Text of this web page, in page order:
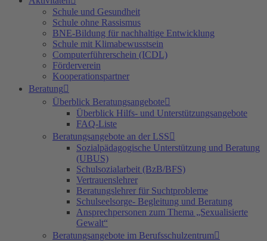
Schule und Gesundheit
Schule ohne Rassismus
BNE-Bildung für nachhaltige Entwicklung
Schule mit Klimabewusstsein
Computerführerschein (ICDL)
Förderverein
Kooperationspartner
Beratung
Überblick Beratungsangebote
Überblick Hilfs- und Unterstützungsangebote
FAQ-Liste
Beratungsangebote an der LSS
Sozialpädagogische Unterstützung und Beratung
(UBUS)
Schulsozialarbeit (BzB/BFS)
Vertrauenslehrer
Beratungslehrer für Suchtprobleme
Schulseelsorge- Begleitung und Beratung
Ansprechpersonen zum Thema „Sexualisierte
Gewalt“
Beratungsangebote im Berufsschulzentrum